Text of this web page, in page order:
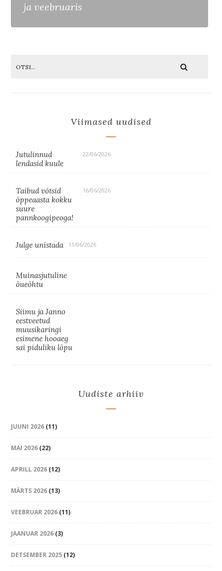
ja veebruaris
Viimased uudised
Jutulinnud
lendasid kuule
22/06/2026
Taibud võtsid
õppeaasta kokku
suure
pannkoogipeoga!
16/06/2026
Julge unistada 11/06/2026
Muinasjutuline
õueõhtu
Siimu ja Janno
eestveetud
muusikaringi
esimene hooaeg
sai piduliku lõpu
Uudiste arhiiv
JUUNI 2026 (11)
MAI 2026 (22)
APRILL 2026 (12)
MÄRTS 2026 (13)
VEEBRUAR 2026 (11)
JAANUAR 2026 (3)
DETSEMBER 2025 (12)